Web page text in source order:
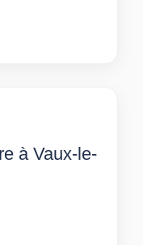
à Vaux-le-